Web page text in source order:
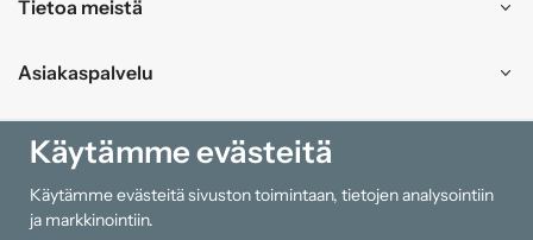
Tietoa meistä
Asiakaspalvelu
Ostokset
Tiedot
Käytämme evästeitä
Käytämme evästeitä sivuston toimintaan, tietojen analysointiin
ja markkinointiin.